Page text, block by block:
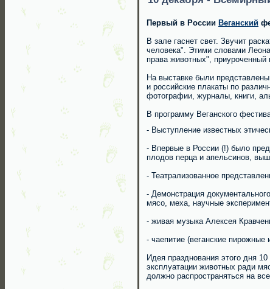
Первый в России Веганский
В зале гаснет свет. Звучит
человека". Этими словами
права животных",
На выставке были
и российские плакаты по
фотографии, журналы, книги,
В программу Веганского
- Выступление известных
- Впервые в России (!) было
плодов перца и апельсинов,
- Театрализованное
- Демонстрация
мясо, меха, научные
- живая музыка Алексея
- чаепитие (веганские
Идея празднования этого дня
эксплуатации животных ради
должно распространяться на